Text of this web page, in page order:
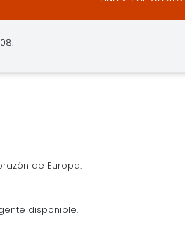
de Europa.
disponible.